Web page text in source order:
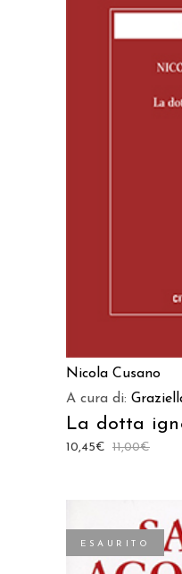
Nicola Cusano
A cura di:
La dotta
11,00€
10,45€
ESAURITO